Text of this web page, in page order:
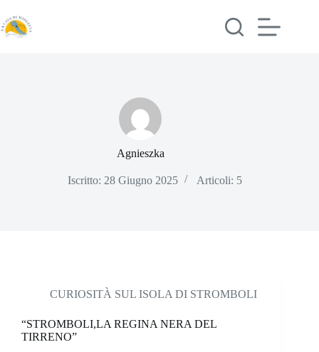
al
contenuto
Agnieszka
Iscritto: 28 Giugno 2025 Articoli: 5
CURIOSITÀ SUL ISOLA DI STROMBOLI
“STROMBOLI,LA REGINA NERA DEL
TIRRENO”